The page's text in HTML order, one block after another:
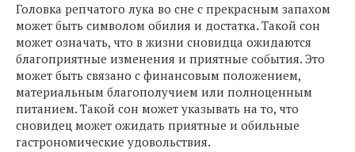
Головка репчатого лука во сне с прекрасным запахом
может быть символом обилия и достатка. Такой сон
может означать, что в жизни сновидца ожидаются
благоприятные изменения и приятные события. Это
может быть связано с финансовым положением,
материальным благополучием или полноценным
питанием. Такой сон может указывать на то, что
сновидец может ожидать приятные и обильные
гастрономические удовольствия.